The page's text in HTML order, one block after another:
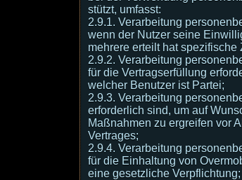
stützt, umfasst:
2.9.1. Verarbeitung
wenn der Nutzer seine
mehrere erteilt hat spezifische
2.9.2. Verarbeitung
für die Vertragserfüllung
welcher Benutzer ist Partei;
2.9.3. Verarbeitung
erforderlich sind, um auf
Maßnahmen zu ergreifen vor
Vertrages;
2.9.4. Verarbeitung
für die Einhaltung von
eine gesetzliche Verpflichtung;